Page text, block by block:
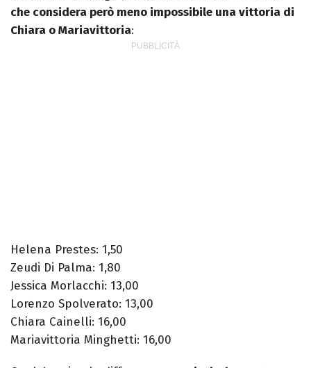
che considera però meno impossibile una vittoria di
Chiara o Mariavittoria:
Helena Prestes: 1,50
Zeudi Di Palma: 1,80
Jessica Morlacchi: 13,00
Lorenzo Spolverato: 13,00
Chiara Cainelli: 16,00
Mariavittoria Minghetti: 16,00